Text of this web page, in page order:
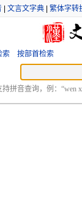
文言文字典 繁体字转
索 按部首检索
持拼音查询，例：“wen